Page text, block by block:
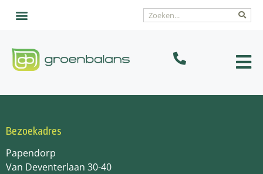
Bezoekadres
Papendorp
Van Deventerlaan 30-40